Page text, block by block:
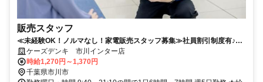
販売スタッフ
≪未経験OK！ノルマなし！家電販売スタッフ募集≫社員割引制度有♪充
実の待遇で働きやすさ抜群◎
ケーズデンキ 市川インター店
時給1,270円～1,370円
千葉県市川市